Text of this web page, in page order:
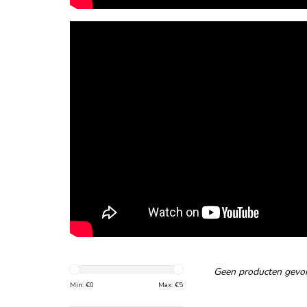
Min: €0 Max: €5
Geen producten